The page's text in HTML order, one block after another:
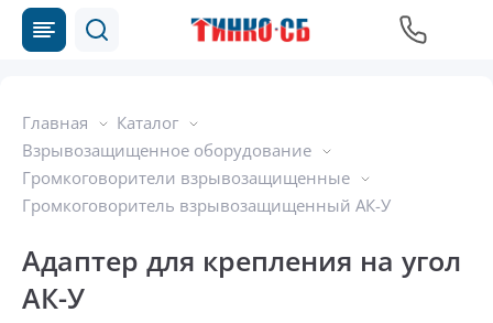
Главная
Каталог
Взрывозащищенное оборудование
Громкоговорители взрывозащищенные
Громкоговоритель взрывозащищенный АК-У
Адаптер для крепления на угол
АК-У